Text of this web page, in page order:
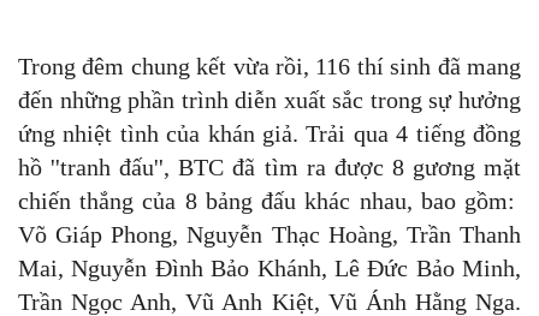
Trong đêm chung kết vừa rồi, 116 thí sinh đã mang
đến những phần trình diễn xuất sắc trong sự hưởng
ứng nhiệt tình của khán giả. Trải qua 4 tiếng đồng
hồ ''tranh đấu'', BTC đã tìm ra được 8 gương mặt
chiến thắng của 8 bảng đấu khác nhau, bao gồm:
Võ Giáp Phong, Nguyễn Thạc Hoàng, Trần Thanh
Mai, Nguyễn Đình Bảo Khánh, Lê Đức Bảo Minh,
Trần Ngọc Anh, Vũ Anh Kiệt, Vũ Ánh Hằng Nga.